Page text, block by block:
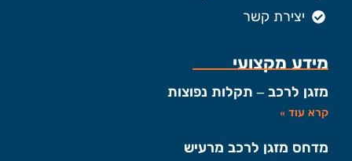
יצירת קשר
מידע מקצועי
מזגן לרכב – תקלות נפוצות
קרא עוד »
מדחס מזגן לרכב מרעיש